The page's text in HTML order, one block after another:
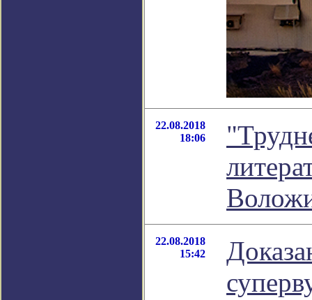
22.08.2018
18:06
22.08.2018
15:42